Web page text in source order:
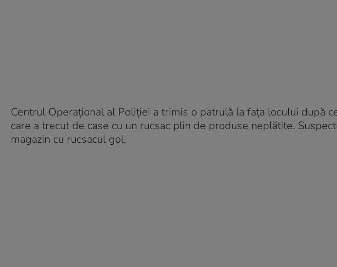
Centrul Operațional al Poliției a trimis o patrulă la fața locului după
care a trecut de case cu un rucsac plin de produse neplătite.
magazin cu rucsacul gol.